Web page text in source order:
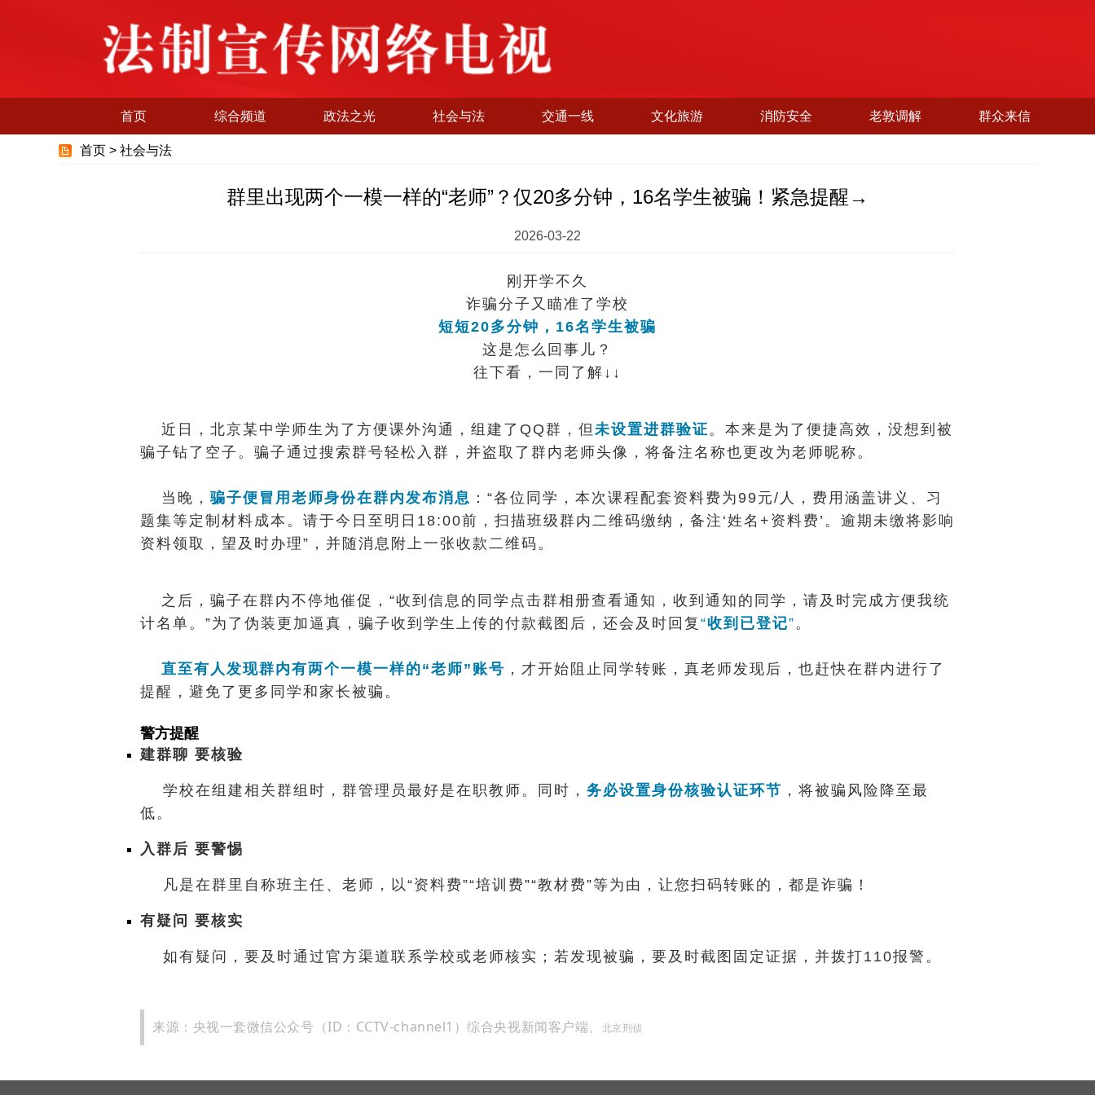
首页 综合频道 政法之光 社会与法 交通一线 文化旅游 消防安全 老敦调解 群众来信
首页 > 社会与法
群里出现两个一模一样的“老师”？仅20多分钟，16名学生被骗！紧急提醒→
2026-03-22
刚开学不久
诈骗分子又瞄准了学校
短短20多分钟，16名学生被骗
这是怎么回事儿？
往下看，一同了解↓↓
近日，北京某中学师生为了方便课外沟通，组建了QQ群，但未设置进群验证。本来是为了便捷高效，没想到被
骗子钻了空子。骗子通过搜索群号轻松入群，并盗取了群内老师头像，将备注名称也更改为老师昵称。
当晚，骗子便冒用老师身份在群内发布消息 ：“各位同学，本次课程配套资料费为99元/人，费用涵盖讲义、习
题集等定制材料成本。请于今日至明日18:00前，扫描班级群内二维码缴纳，备注‘姓名+资料费’。逾期未缴将影响
资料领取，望及时办理”，并随消息附上一张收款二维码。
之后，骗子在群内不停地催促，“收到信息的同学点击群相册查看通知，收到通知的同学，请及时完成方便我统
计名单。”为了伪装更加逼真，骗子收到学生上传的付款截图后，还会及时回复 “收到已登记”。
直至有人发现群内有两个一模一样的“老师”账号 ，才开始阻止同学转账，真老师发现后，也赶快在群内进行了
提醒，避免了更多同学和家长被骗。
警方提醒
建群聊 要核验
学校在组建相关群组时，群管理员最好是在职教师。同时， 务必设置身份核验认证环节 ，将被骗风险降至最
低。
入群后 要警惕
凡是在群里自称班主任、老师，以“资料费”“培训费”“教材费”等为由，让您扫码转账的，都是诈骗！
有疑问 要核实
如有疑问，要及时通过官方渠道联系学校或老师核实；若发现被骗，要及时截图固定证据，并拨打110报警。
来源： 央视一套微信公众号（ID：CCTV-channel1）综合央视新闻客户端、 北京刑侦